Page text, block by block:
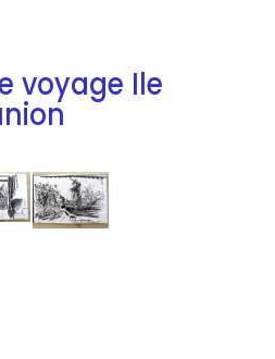
voyage Ile